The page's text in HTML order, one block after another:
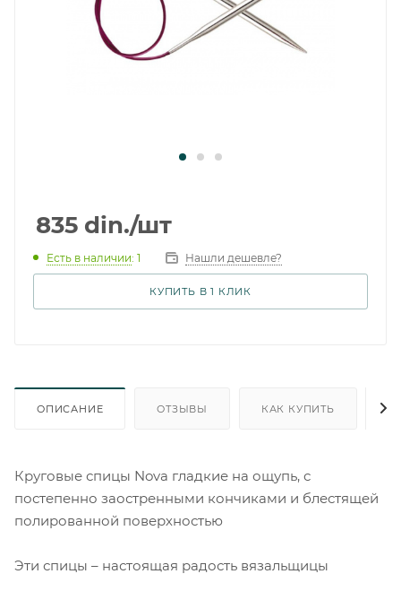
835 din./шт
Есть в наличии: 1 Нашли дешевле?
КУПИТЬ В 1 КЛИК
ОПИСАНИЕ ОТЗЫВЫ КАК КУПИТЬ
Круговые спицы Nova гладкие на ощупь, с
постепенно заостренными кончиками и блестящей
полированной поверхностью
Эти спицы – настоящая радость вязальщицы